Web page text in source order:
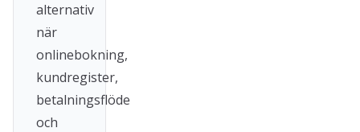
alternativ
när
onlinebokning,
kundregister,
betalningsflöde
och